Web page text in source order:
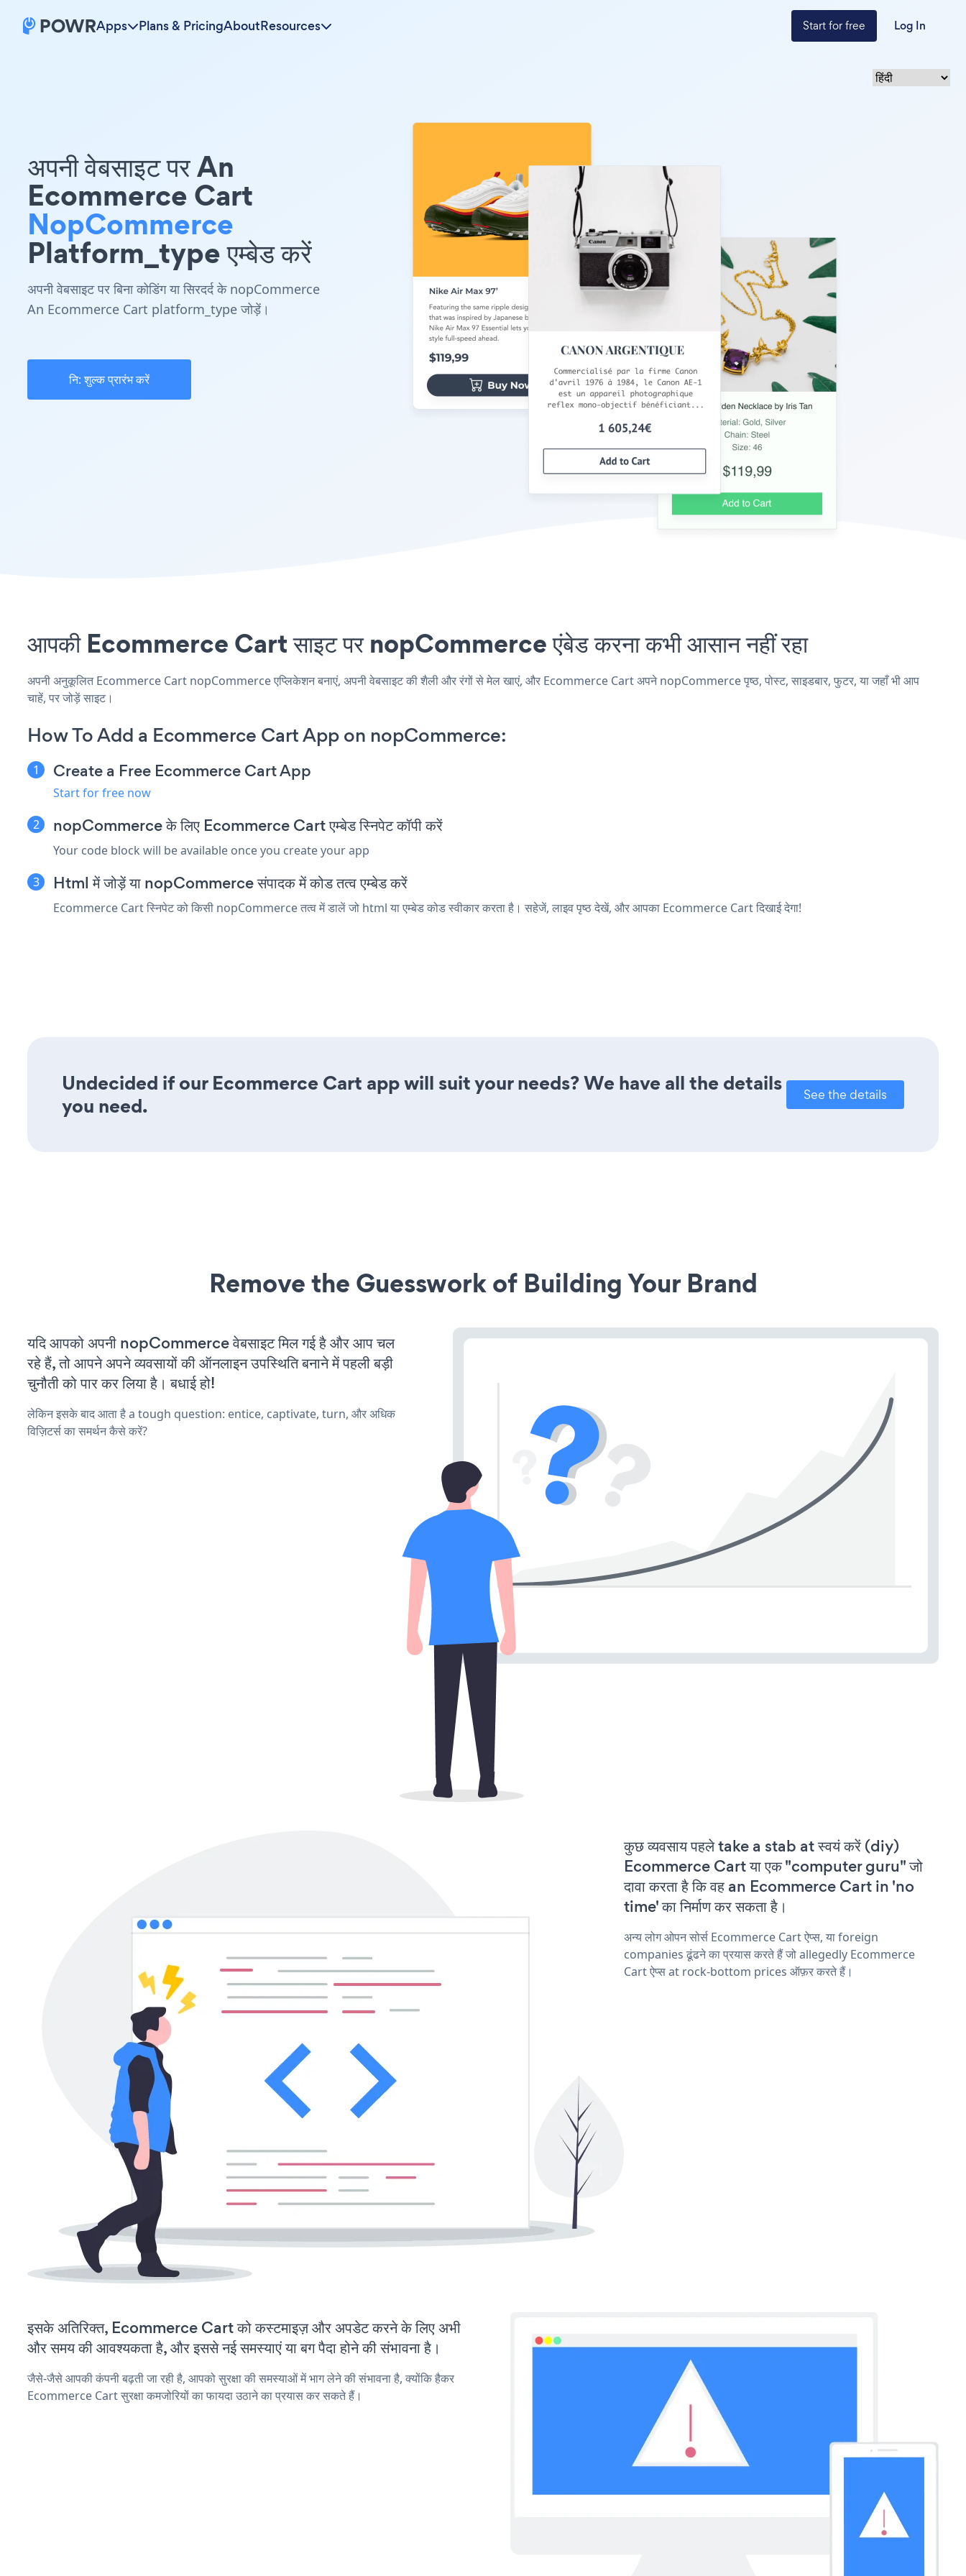
Apps Plans & PricingAboutResources Start for free Log In
अपनी वेबसाइट पर An
Ecommerce Cart
NopCommerce
Platform_type एम्बेड करें
अपनी वेबसाइट पर बिना कोडिंग या सिरदर्द के nopCommerce
An Ecommerce Cart platform_type जोड़ें।
नि: शुल्क प्रारंभ करें
आपकी Ecommerce Cart साइट पर nopCommerce एंबेड करना कभी आसान नहीं रहा
अपनी अनुकूलित Ecommerce Cart nopCommerce एप्लिकेशन बनाएं, अपनी वेबसाइट की शैली और रंगों से मेल खाएं, और Ecommerce Cart अपने nopCommerce पृष्ठ, पोस्ट, साइडबार, फुटर, या जहाँ भी आप
चाहें, पर जोड़ें साइट।
How To Add a Ecommerce Cart App on nopCommerce:
Create a Free Ecommerce Cart App
Start for free now
nopCommerce के लिए Ecommerce Cart एम्बेड स्निपेट कॉपी करें
Your code block will be available once you create your app
Html में जोड़ें या nopCommerce संपादक में कोड तत्व एम्बेड करें
Ecommerce Cart स्निपेट को किसी nopCommerce तत्व में डालें जो html या एम्बेड कोड स्वीकार करता है। सहेजें, लाइव पृष्ठ देखें, और आपका Ecommerce Cart दिखाई देगा!
Undecided if our Ecommerce Cart app will suit your needs? We have all the details
you need.
See the details
Remove the Guesswork of Building Your Brand
यदि आपको अपनी nopCommerce वेबसाइट मिल गई है और आप चल
रहे हैं, तो आपने अपने व्यवसायों की ऑनलाइन उपस्थिति बनाने में पहली बड़ी
चुनौती को पार कर लिया है। बधाई हो!
लेकिन इसके बाद आता है a tough question: entice, captivate, turn, और अधिक
विज़िटर्स का समर्थन कैसे करें?
कुछ व्यवसाय पहले take a stab at स्वयं करें (diy)
Ecommerce Cart या एक "computer guru" जो
दावा करता है कि वह an Ecommerce Cart in 'no
time' का निर्माण कर सकता है।
अन्य लोग ओपन सोर्स Ecommerce Cart ऐप्स, या foreign
companies ढूंढने का प्रयास करते हैं जो allegedly Ecommerce
Cart ऐप्स at rock-bottom prices ऑफ़र करते हैं।
इसके अतिरिक्त, Ecommerce Cart को कस्टमाइज़ और अपडेट करने के लिए अभी
और समय की आवश्यकता है, और इससे नई समस्याएं या बग पैदा होने की संभावना है।
जैसे-जैसे आपकी कंपनी बढ़ती जा रही है, आपको सुरक्षा की समस्याओं में भाग लेने की संभावना है, क्योंकि हैकर
Ecommerce Cart सुरक्षा कमजोरियों का फायदा उठाने का प्रयास कर सकते हैं।